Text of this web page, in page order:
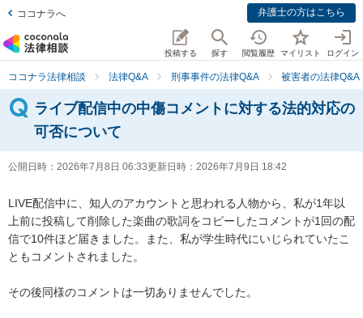
ココナラへ 弁護士の方はこちら
投稿する 探す 閲覧履歴 マイリスト ログイン
ココナラ法律相談 法律Q&A 刑事事件の法律Q&A 被害者の法律Q&A
ライブ配信中の中傷コメントに対する法的対応の
可否について
公開日時： 2026年7月8日 06:33更新日時： 2026年7月9日 18:42
LIVE配信中に、知人のアカウントと思われる人物から、私が1年以
上前に投稿して削除した楽曲の歌詞をコピーしたコメントが1回の配
信で10件ほど届きました。また、私が学生時代にいじられていたこ
ともコメントされました。
その後同様のコメントは一切ありませんでした。